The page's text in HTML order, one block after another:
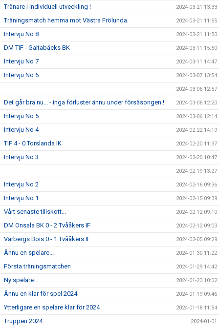
Tränare i individuell utveckling ! 2024-03-21 13:33
Träningsmatch hemma mot Västra Frölunda. 2024-03-21 11:55
Intervju No 8 2024-03-21 11:50
DM TIF - Galtabäcks BK 2024-03-11 15:50
Intervju No 7 2024-03-11 14:47
Intervju No 6 2024-03-07 13:54
2024-03-06 12:57
Det går bra nu... - inga förluster ännu under försäsongen ! 2024-03-06 12:20
Intervju No 5 2024-03-06 12:14
Intervju No 4 2024-02-22 14:19
TIF 4 - 0 Torslanda IK 2024-02-20 11:37
Intervju No 3 2024-02-20 10:47
2024-02-19 13:27
Intervju No 2 2024-02-16 09:36
Intervju No 1 2024-02-15 09:39
Vårt senaste tillskott... 2024-02-12 09:10
DM Onsala BK 0 - 2 Tvååkers IF 2024-02-12 09:03
Varbergs Bois 0 - 1 Tvååkers IF 2024-02-05 09:29
Ännu en spelare... 2024-01-30 11:22
Första träningsmatchen 2024-01-29 14:42
Ny spelare... 2024-01-23 10:02
Ännu en klar för spel 2024 2024-01-19 09:46
Ytterligare en spelare klar för 2024 2024-01-18 11:54
Truppen 2024: 2024-01-01